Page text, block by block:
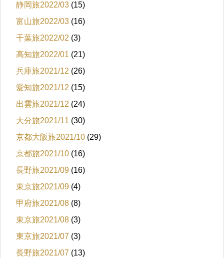
静岡旅2022/03 (15)
富山旅2022/03 (16)
千葉旅2022/02 (3)
高知旅2022/01 (21)
兵庫旅2021/12 (26)
愛知旅2021/12 (15)
出雲旅2021/12 (24)
大分旅2021/11 (30)
京都大阪旅2021/10 (29)
京都旅2021/10 (16)
長野旅2021/09 (16)
東京旅2021/09 (4)
甲府旅2021/08 (8)
東京旅2021/08 (3)
東京旅2021/07 (3)
長野旅2021/07 (13)